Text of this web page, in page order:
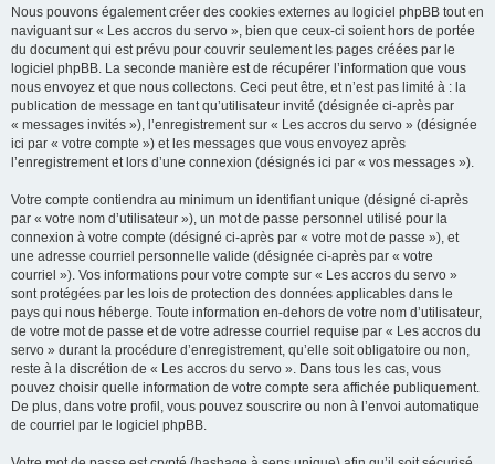
Nous pouvons également créer des cookies externes au logiciel phpBB tout en
naviguant sur « Les accros du servo », bien que ceux-ci soient hors de portée
du document qui est prévu pour couvrir seulement les pages créées par le
logiciel phpBB. La seconde manière est de récupérer l’information que vous
nous envoyez et que nous collectons. Ceci peut être, et n’est pas limité à : la
publication de message en tant qu’utilisateur invité (désignée ci-après par
« messages invités »), l’enregistrement sur « Les accros du servo » (désignée
ici par « votre compte ») et les messages que vous envoyez après
l’enregistrement et lors d’une connexion (désignés ici par « vos messages »).
Votre compte contiendra au minimum un identifiant unique (désigné ci-après
par « votre nom d’utilisateur »), un mot de passe personnel utilisé pour la
connexion à votre compte (désigné ci-après par « votre mot de passe »), et
une adresse courriel personnelle valide (désignée ci-après par « votre
courriel »). Vos informations pour votre compte sur « Les accros du servo »
sont protégées par les lois de protection des données applicables dans le
pays qui nous héberge. Toute information en-dehors de votre nom d’utilisateur,
de votre mot de passe et de votre adresse courriel requise par « Les accros du
servo » durant la procédure d’enregistrement, qu’elle soit obligatoire ou non,
reste à la discrétion de « Les accros du servo ». Dans tous les cas, vous
pouvez choisir quelle information de votre compte sera affichée publiquement.
De plus, dans votre profil, vous pouvez souscrire ou non à l’envoi automatique
de courriel par le logiciel phpBB.